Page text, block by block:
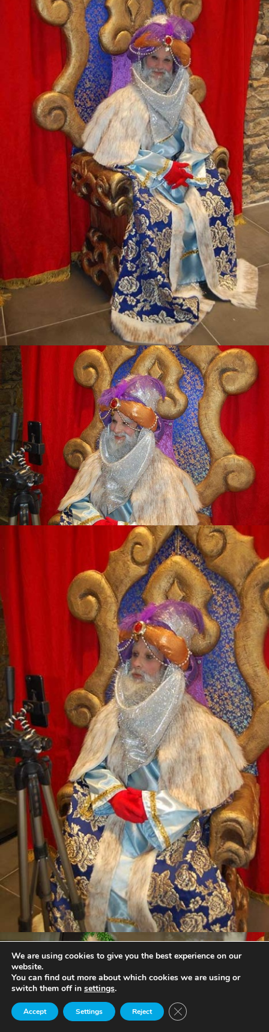
We are using cookies to give you the best experience on our
website.
You can find out more about which cookies we are using or
switch them off in settings.
Accept Reject
Settings Close GDPR Cookie